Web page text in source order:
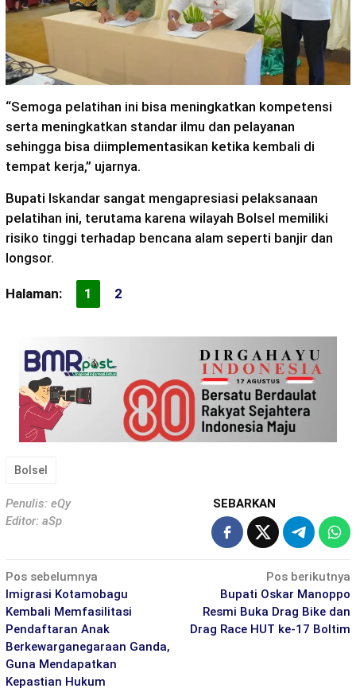
“Semoga pelatihan ini bisa meningkatkan kompetensi
serta meningkatkan standar ilmu dan pelayanan
sehingga bisa diimplementasikan ketika kembali di
tempat kerja,” ujarnya.
Bupati Iskandar sangat mengapresiasi pelaksanaan
pelatihan ini, terutama karena wilayah Bolsel memiliki
risiko tinggi terhadap bencana alam seperti banjir dan
longsor.
Halaman: 1 2
Bolsel
Penulis: eQy
Editor: aSp
SEBARKAN
Navigasi
pos
Pos sebelumnya
Imigrasi Kotamobagu
Kembali Memfasilitasi
Pendaftaran Anak
Berkewarganegaraan Ganda,
Guna Mendapatkan
Kepastian Hukum
Pos berikutnya
Bupati Oskar Manoppo
Resmi Buka Drag Bike dan
Drag Race HUT ke-17 Boltim